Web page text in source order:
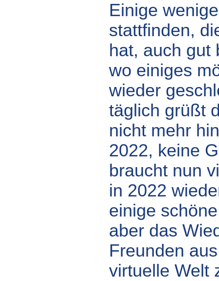
Einige
stattfinden,
hat, auch gut
wo einiges
wieder
täglich grüßt
nicht mehr
2022, keine
braucht nun
in 2022
einige
aber das
Freunden
virtuelle Welt